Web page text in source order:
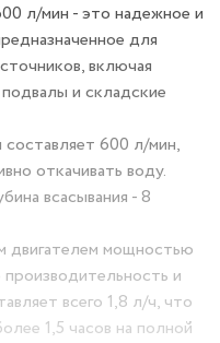
л/мин - это надежное и
для
включая
и складские
600 л/мин,
откачивать воду.
всасывания - 8
двигателем мощностью
и
всего 1,8 л/ч, что
1,5 часов на полной